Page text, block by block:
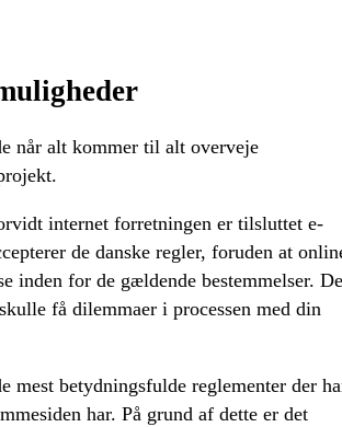
når alt kommer til alt overveje
internet forretningen er tilsluttet e-
de danske regler, foruden at
inden for de gældende bestemmelser.
få dilemmaer i processen med din
mest betydningsfulde reglementer der
har. På grund af dette er det